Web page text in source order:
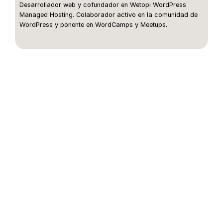
Desarrollador web y cofundador en Wetopi WordPress
Managed Hosting. Colaborador activo en la comunidad de
WordPress y ponente en WordCamps y Meetups.